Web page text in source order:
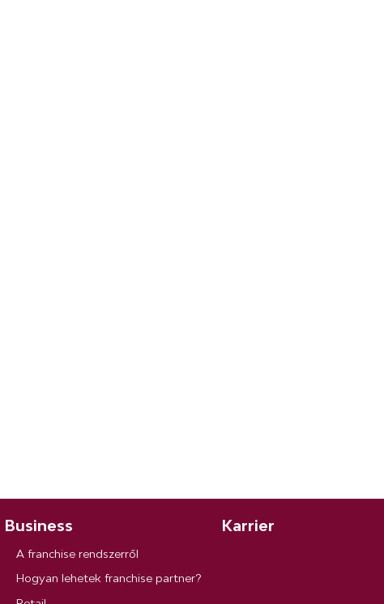
Business
A franchise rendszerről
Hogyan lehetek franchise partner?
Karrier